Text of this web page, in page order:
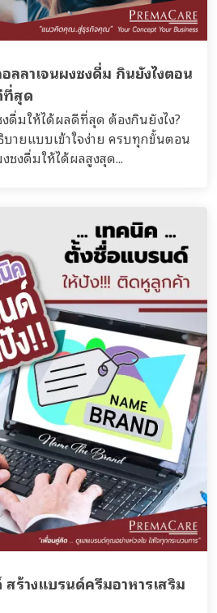
ลลาเจนผงชงดื่ม กินยังไงตอน
ที่สุด
ดื่มให้ได้ผลดีที่สุด ต้องกินยังไง?
ายแบบเข้าใจง่าย ครบทุกขั้นตอน
ชงดื่มให้ได้ผลสูงสุด...
ร้างแบรนด์ครีมอาหารเสริม